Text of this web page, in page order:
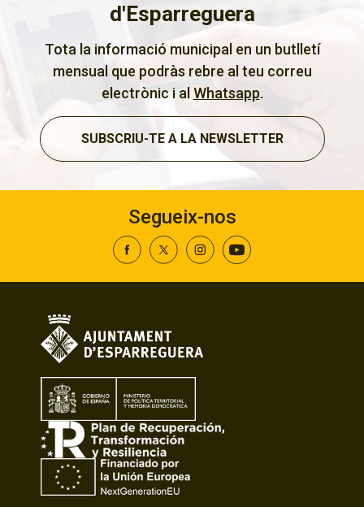
d'Esparreguera
Tota la informació municipal en un butlletí
mensual que podràs rebre al teu correu
electrònic i alWhatsapp.
SUBSCRIU-TE A LA NEWSLETTER
Segueix-nos